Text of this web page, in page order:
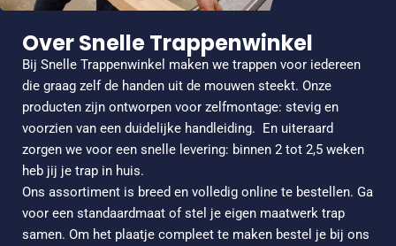
Over Snelle Trappenwinkel
Bij Snelle Trappenwinkel maken we trappen voor iedereen
die graag zelf de handen uit de mouwen steekt. Onze
producten zijn ontworpen voor zelfmontage: stevig en
voorzien van een duidelijke handleiding. En uiteraard
zorgen we voor een snelle levering: binnen 2 tot 2,5 weken
heb jij je trap in huis.
Ons assortiment is breed en volledig online te bestellen. Ga
voor een standaardmaat of stel je eigen maatwerk trap
samen. Om het plaatje compleet te maken bestel je bij ons